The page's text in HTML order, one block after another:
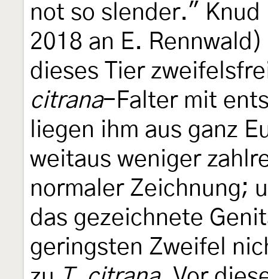
not so slender."
2018 an E.
dieses Tier
citrana-Falter mit
liegen ihm aus ganz
weitaus weniger
normaler Zeichnung;
das gezeichnete
geringsten Zweifel